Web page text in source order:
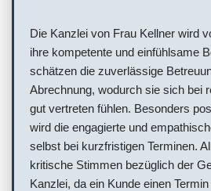
Die Kanzlei von Frau Kellner wird
ihre kompetente und einfühlsame
schätzen die zuverlässige
Abrechnung, wodurch sie sich bei
gut vertreten fühlen. Besonders
wird die engagierte und
selbst bei kurzfristigen Terminen.
kritische Stimmen bezüglich der
Kanzlei, da ein Kunde einen